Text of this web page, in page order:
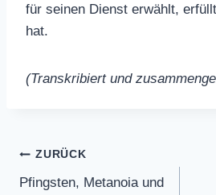
für seinen Dienst erwählt,
hat.
(Transkribiert und
Beitragsnavigation
ZURÜCK
Pfingsten, Metanoia und